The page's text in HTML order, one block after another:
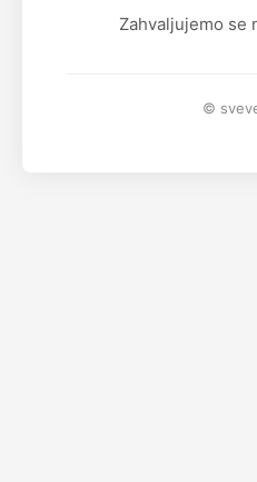
Zahvaljujemo se
©